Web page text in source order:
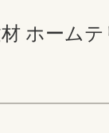
ホームテ